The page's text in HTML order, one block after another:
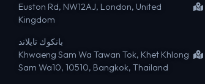
Euston Rd, NW12AJ, London, United
Kingdom
بانكوك تايلاند
Khwaeng Sam Wa Tawan Tok, Khet Khlong
Sam Wa10, 10510, Bangkok, Thailand